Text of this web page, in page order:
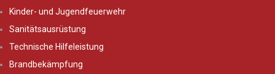
Kinder- und Jugendfeuerwehr
Sanitätsausrüstung
Technische Hilfeleistung
Brandbekämpfung